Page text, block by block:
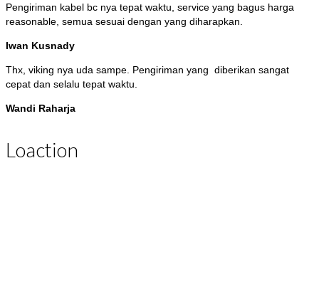
Pengiriman kabel bc nya tepat waktu, service yang bagus harga
reasonable, semua sesuai dengan yang diharapkan.
Iwan Kusnady
Thx, viking nya uda sampe. Pengiriman yang diberikan sangat
cepat dan selalu tepat waktu.
Wandi Raharja
Loaction